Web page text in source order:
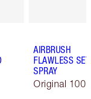
AIRBRUSH
FLAWLESS
SPRAY
Original 100